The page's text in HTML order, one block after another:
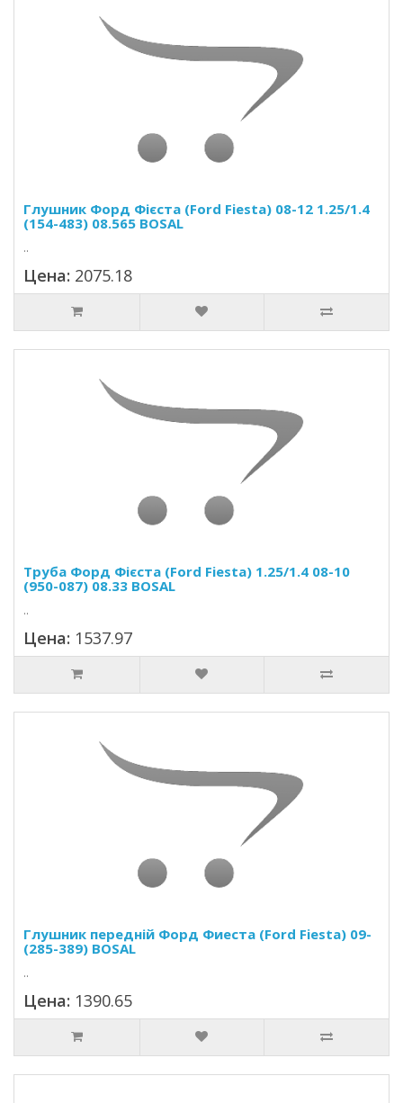
Глушник Форд Фієста (Ford Fiesta) 08-12 1.25/1.4
(154-483) 08.565 BOSAL
..
Цена: 2075.18
Труба Форд Фієста (Ford Fiesta) 1.25/1.4 08-10
(950-087) 08.33 BOSAL
..
Цена: 1537.97
Глушник передній Форд Фиеста (Ford Fiesta) 09-
(285-389) BOSAL
..
Цена: 1390.65